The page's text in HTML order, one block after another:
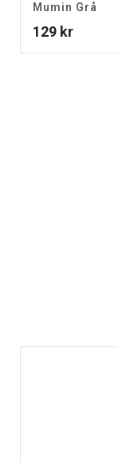
Mumin Grå
129 kr